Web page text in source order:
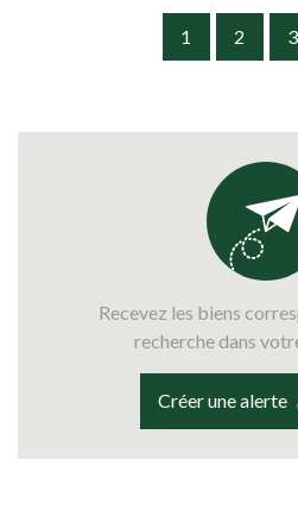
1 2 3
Recevez les biens
recherche dans
Créer une alerte